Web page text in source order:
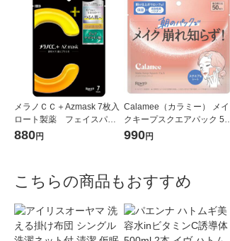
メラノＣＣ＋Azmask 7枚入
ロート製薬 フェイスパッ
ク 美白 ピュアビタミンC
880円
Calamee（カラミー） メイ
クキープスクエアパック 50
枚入 1個 ロート製薬 部分
990円
こちらの商品もおすすめ